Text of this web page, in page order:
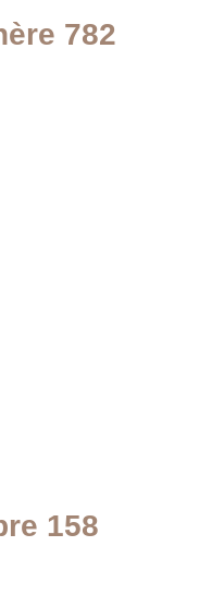
782
158